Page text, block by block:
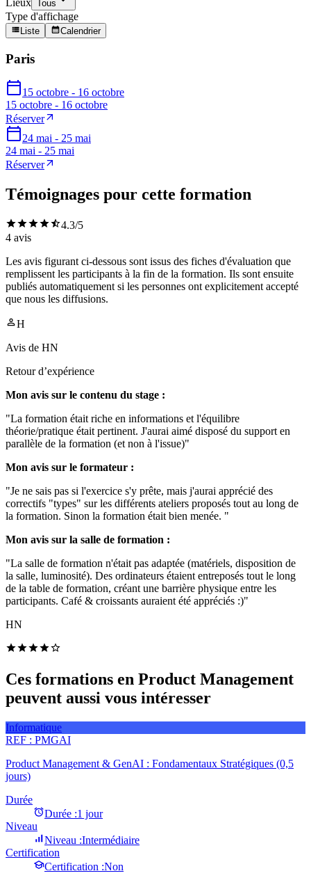
Tous
Type d'affichage
Liste Calendrier
Paris
15 octobre - 16 octobre
15 octobre - 16 octobre
Réserver
24 mai - 25 mai
24 mai - 25 mai
Réserver
Témoignages pour cette formation
4.3/5
4 avis
Les avis figurant ci-dessous sont issus des fiches d'évaluation que
remplissent les participants à la fin de la formation. Ils sont ensuite
publiés automatiquement si les personnes ont explicitement accepté
que nous les diffusions.
H
Avis de HN
Retour d’expérience
Mon avis sur le contenu du stage :
"La formation était riche en informations et l'équilibre
théorie/pratique était pertinent. J'aurai aimé disposé du support en
parallèle de la formation (et non à l'issue)"
Mon avis sur le formateur :
"Je ne sais pas si l'exercice s'y prête, mais j'aurai apprécié des
correctifs "types" sur les différents ateliers proposés tout au long de
la formation. Sinon la formation était bien menée. "
Mon avis sur la salle de formation :
"La salle de formation n'était pas adaptée (matériels, disposition de
la salle, luminosité). Des ordinateurs étaient entreposés tout le long
de la table de formation, créant une barrière physique entre les
participants. Café & croissants auraient été appréciés :)"
HN
Ces formations en Product Management
peuvent aussi vous intéresser
Informatique
REF : PMGAI
Product Management & GenAI : Fondamentaux Stratégiques (0,5
jours)
Durée
Durée :1 jour
Niveau
Niveau :Intermédiaire
Certification
Certification :Non